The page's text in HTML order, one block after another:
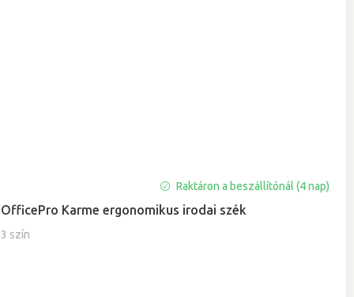
OfficePro Karme ergonomikus irodai szék
3 szín
Raktáron a beszállítónál (4 nap)